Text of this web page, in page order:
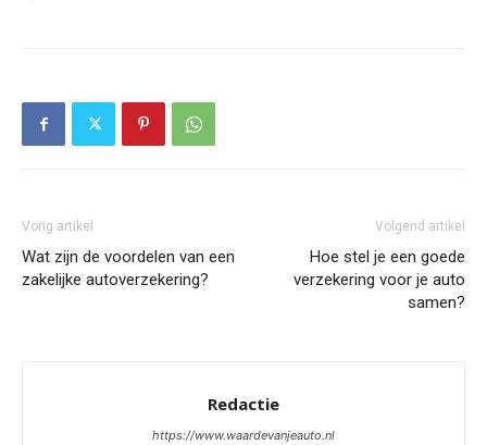
Vorig artikel
Wat zijn de voordelen van een
zakelijke autoverzekering?
Volgend artikel
Hoe stel je een goede
verzekering voor je auto
samen?
Redactie
https://www.waardevanjeauto.nl